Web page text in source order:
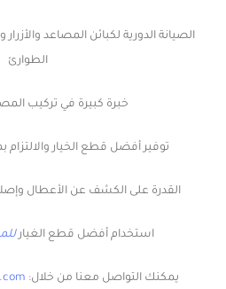
الصيانة الدورية لكبائن المصاعد
الطوارئ
خبرة كبيرة في تركيب
توفير أفضل قطع الخيار والالتزام
القدرة على الكشف عن الأعطال
استخدام أفضل قطع الغيار
يمكنك التواصل معنا من خلال: